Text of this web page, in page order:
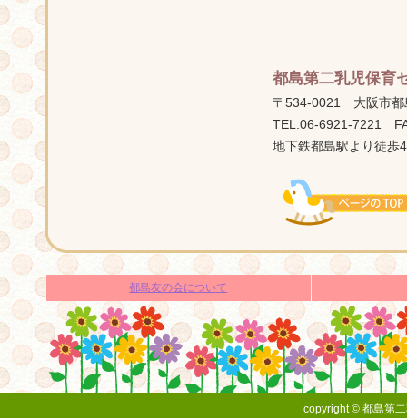
都島第二乳児保育
〒534-0021 大阪市都
TEL.06-6921-7221
地下鉄都島駅より徒歩
都島友の会について
copyright © 都島第